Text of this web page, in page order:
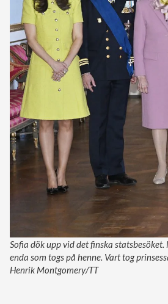
Sofia dök upp vid det finska
enda som togs på henne. Vart tog
Henrik Montgomery/TT